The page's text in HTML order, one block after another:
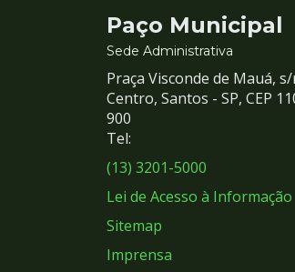
Contato
e
Redes
Sociais
Paço Municipal
Sede Administrativa
Praça Visconde de Mauá, s/
Centro, Santos - SP, CEP
900
Tel:
(13) 3201-5000
Lei de Acesso à Informação
Sitemap
Imprensa